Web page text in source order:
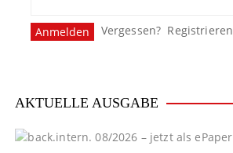
e
Vergessen? Registrieren
AKTUELLE AUSGABE